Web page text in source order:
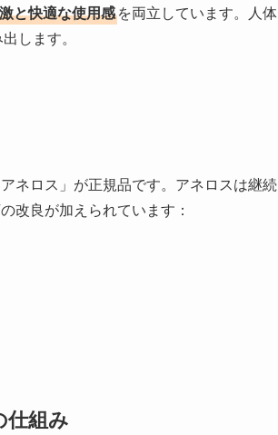
と快適な使用感を両立しています。人体
します。
ネロス」が正規品です。アネロスは継続
改良が加えられています：
仕組み